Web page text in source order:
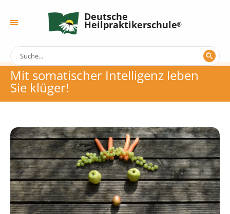
Deutsche
Heilpraktikerschule
Mit somatischer Intelligenz leben
Sie klüger!